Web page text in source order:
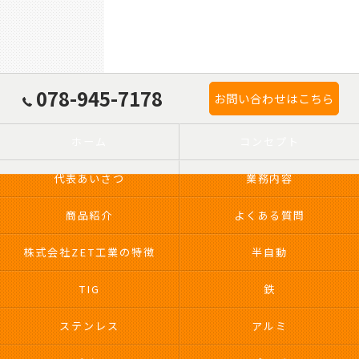
078-945-7178 お問い合わせはこちら
代表あいさつ 業務内容
商品紹介 よくある質問
株式会社ZET工業の特徴 半自動
TIG 鉄
ステンレス アルミ